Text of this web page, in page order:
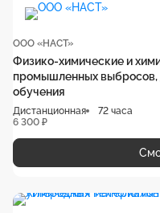
ООО «НАСТ»
Физико-химические и
промышленных выбросов,
обучения
Дистанционная
72 часа
6 300 ₽